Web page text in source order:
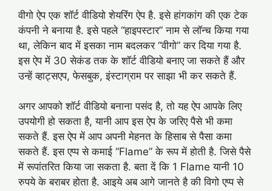
वीगो ऐप एक शॉर्ट वीडियो शेयरिंग ऐप है. इसे हांगकांग की एक टेक
कंपनी ने बनाया है. इसे पहले “हाइपस्टार” नाम से लॉन्च किया गया
था, लेकिन बाद में इसका नाम बदलकर “वीगो” कर दिया गया है.
इस ऐप में 30 सेकंड तक के शॉर्ट वीडियो बनाए जा सकते हैं और
उन्हें व्हाट्सएप, फेसबुक, इंस्टाग्राम पर साझा भी कर सकते हैं.
अगर आपको शॉर्ट वीडियो बनाना पसंद है, तो यह ऐप आपके लिए
उपयोगी हो सकता है, यानी आप इस ऐप के जरिए पैसे भी कमा
सकते हैं. इस ऐप में आप अपनी मेहनत के हिसाब से पैसा कमा
सकते हैं. इस एप्प से कमाई “Flame” के रूप में होती है. जिसे पैसे
में रूपांतरित किया जा सकता है. बता दें कि 1 Flame यानी 10
रुपये के बराबर होता है. आइये अब आगे जानते है की विगो एप्प से